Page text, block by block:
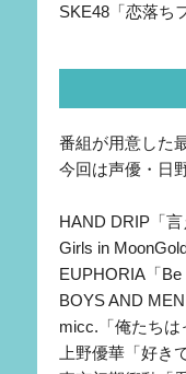
SKE48「恋落ち
番組が用意した
今回は声優・日
HAND DRIP「言
Girls in
EUPHORIA「Be
BOYS AND
micc.「俺たちは
上野優華「好き